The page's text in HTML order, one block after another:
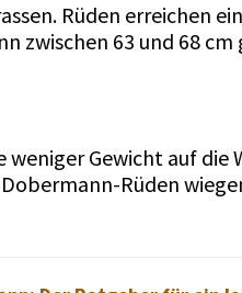
Rüden erreichen
zwischen 63 und 68
Gewicht auf die
Rüden